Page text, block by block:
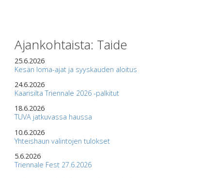
Ajankohtaista: Taide
25.6.2026
Kesän loma-ajat ja syyskauden aloitus
24.6.2026
Kaarisilta Triennale 2026 -palkitut
18.6.2026
TUVA jatkuvassa haussa
10.6.2026
Yhteishaun valintojen tulokset
5.6.2026
Triennale Fest 27.6.2026